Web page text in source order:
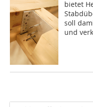
bietet
soll
und